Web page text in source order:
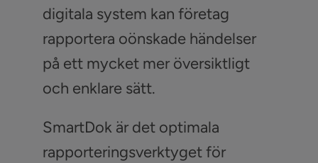
digitala system kan företag
rapportera oönskade händelser
på ett mycket mer översiktligt
och enklare sätt.
SmartDok är det optimala
rapporteringsverktyget för